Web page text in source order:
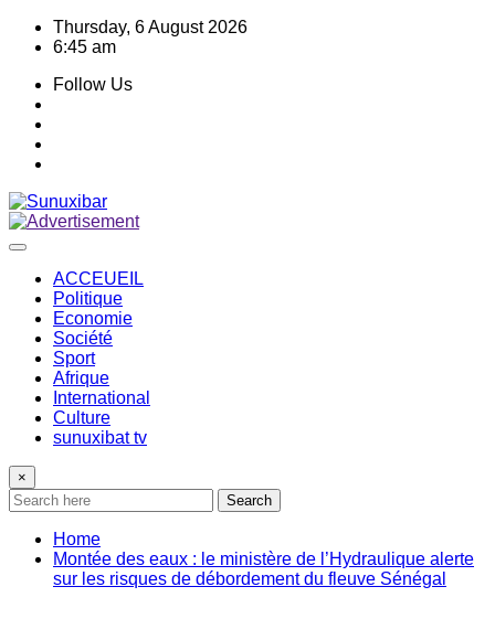
Skip
Thursday, 6 August 2026
6:45 am
Follow Us
ACCEUEIL
Politique
Economie
Société
Sport
Afrique
International
Culture
sunuxibat tv
×
Search
Home
Montée des eaux : le ministère de l’Hydraulique alerte
sur les risques de débordement du fleuve Sénégal